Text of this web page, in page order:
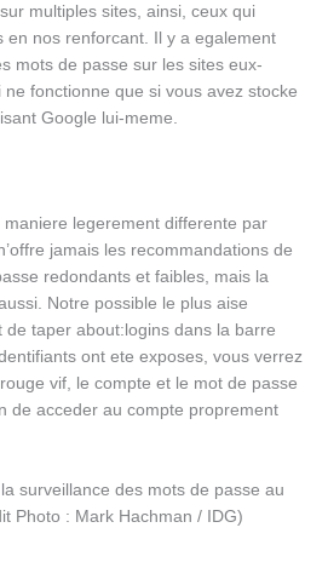
multiples sites, ainsi, ceux qui
en nos renforcant. Il y a egalement
mots de passe sur les sites eux-
fonctionne que si vous avez stocke
Google lui-meme.
legerement differente par
jamais les recommandations de
redondants et faibles, mais la
Notre possible le plus aise
de taper about:logins dans la barre
ont ete exposes, vous verrez
vif, le compte et le mot de passe
de acceder au compte proprement
surveillance des mots de passe au
Photo : Mark Hachman / IDG)